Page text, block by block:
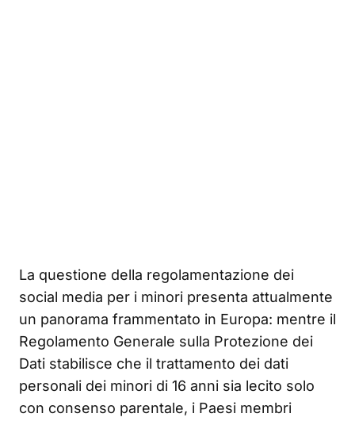
La questione della regolamentazione dei
social media per i minori presenta attualmente
un panorama frammentato in Europa: mentre il
Regolamento Generale sulla Protezione dei
Dati stabilisce che il trattamento dei dati
personali dei minori di 16 anni sia lecito solo
con consenso parentale, i Paesi membri